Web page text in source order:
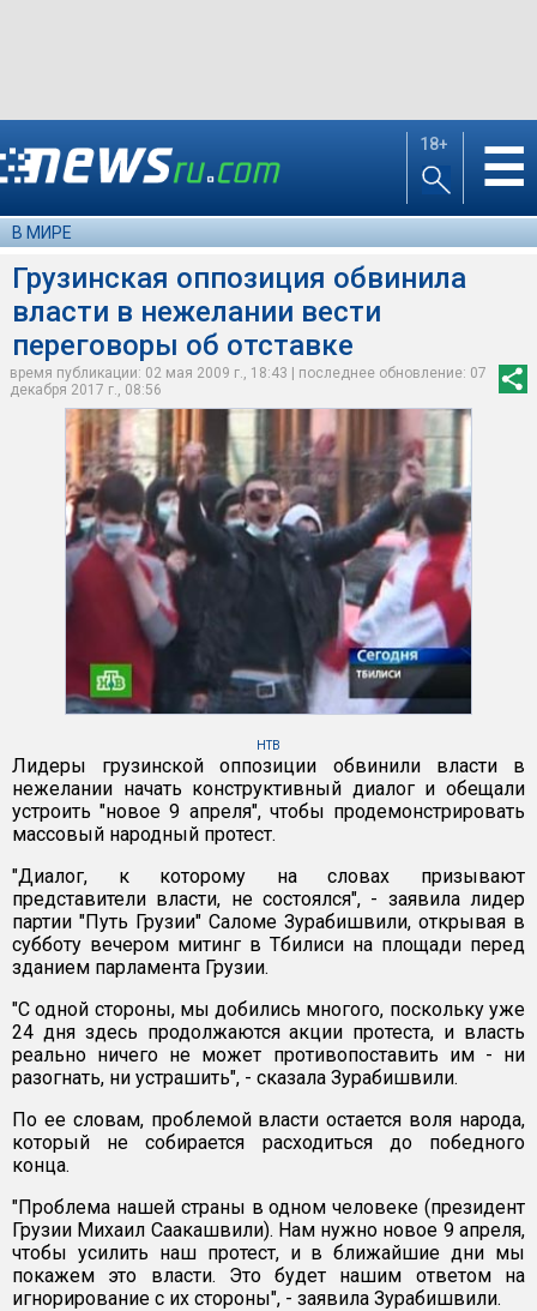
18+ ☰
В МИРЕ
Грузинская оппозиция обвинила
власти в нежелании вести
переговоры об отставке
время публикации: 02 мая 2009 г., 18:43 | последнее обновление: 07
декабря 2017 г., 08:56
НТВ
Лидеры грузинской оппозиции обвинили власти в
нежелании начать конструктивный диалог и обещали
устроить "новое 9 апреля", чтобы продемонстрировать
массовый народный протест.
"Диалог, к которому на словах призывают
представители власти, не состоялся", - заявила лидер
партии "Путь Грузии" Саломе Зурабишвили, открывая в
субботу вечером митинг в Тбилиси на площади перед
зданием парламента Грузии.
"С одной стороны, мы добились многого, поскольку уже
24 дня здесь продолжаются акции протеста, и власть
реально ничего не может противопоставить им - ни
разогнать, ни устрашить", - сказала Зурабишвили.
По ее словам, проблемой власти остается воля народа,
который не собирается расходиться до победного
конца.
"Проблема нашей страны в одном человеке (президент
Грузии Михаил Саакашвили). Нам нужно новое 9 апреля,
чтобы усилить наш протест, и в ближайшие дни мы
покажем это власти. Это будет нашим ответом на
игнорирование с их стороны", - заявила Зурабишвили.